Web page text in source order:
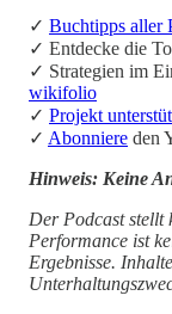
✓ Buchtipps aller
✓ Entdecke die
✓ Strategien im
wikifolio
✓ Projekt
✓ Abonniere den
Hinweis: Keine
Der Podcast stellt
Performance ist
Ergebnisse.